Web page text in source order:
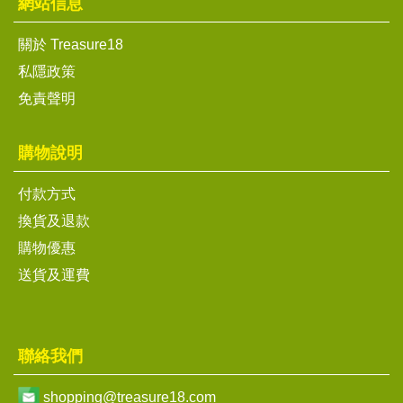
關於 Treasure18
私隱政策
免責聲明
購物說明
付款方式
換貨及退款
購物優惠
送貨及運費
聯絡我們
shopping@treasure18.com